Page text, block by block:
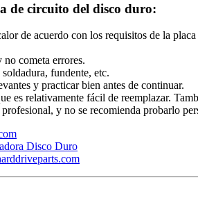
de circuito del disco duro:
de acuerdo con los requisitos de la
cometa errores.
fundente, etc.
y practicar bien antes de continuar.
es relativamente fácil de reemplazar.
y no se recomienda probarlo
Disco Duro